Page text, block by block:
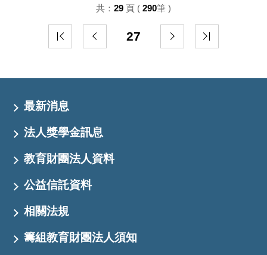
27
共： 29 頁 ( 290筆 )
最新消息
法人獎學金訊息
教育財團法人資料
公益信託資料
相關法規
籌組教育財團法人須知